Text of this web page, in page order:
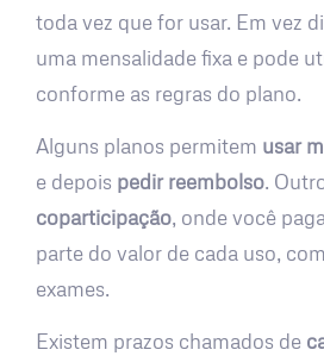
toda vez que for usar. Em vez
uma mensalidade fixa e pode
conforme as regras do plano.
Alguns planos permitem usar
e depois pedir reembolso.
coparticipação, onde você
parte do valor de cada uso,
exames.
Existem prazos chamados de